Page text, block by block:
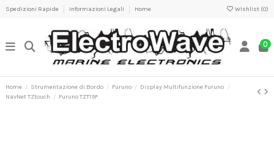
Spedizioni Rapide Informazioni Legali Home Wishlist (0)
0
Home Strumentazione di Bordo Furuno
Display Multifunzione Furuno
NavNet TZtouch
Furuno TZT19F